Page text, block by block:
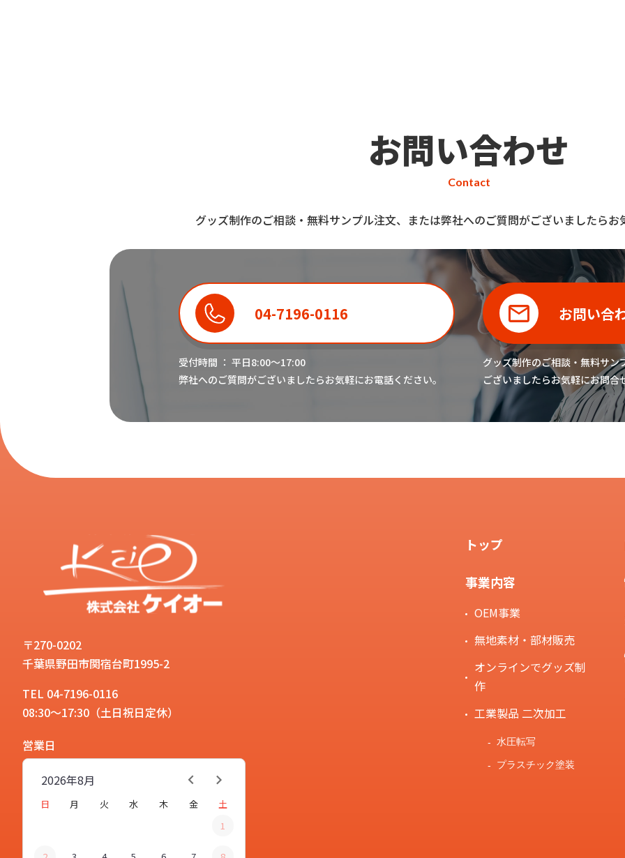
お問い合わせ
Contact
グッズ制作のご相談・無料サンプル注文、または弊社へのご質問がございましたらお
04-7196-0116
受付時間 ： 平日8:00〜17:00
弊社へのご質問がございましたらお気軽にお電話ください。
お問い合
グッズ制作のご相談・無料サン
ございましたらお気軽にお問合
〒270-0202
千葉県野田市関宿台町1995-2
TEL 04-7196-0116
08:30～17:30（土日祝日定休）
営業日
8月
2026年
日 月 火 水 木 金
土
1
トップ
事業内容
OEM事業
無地素材・部材販売
オンラインでグッズ制
作
工業製品 二次加工
水圧転写
プラスチック塗装